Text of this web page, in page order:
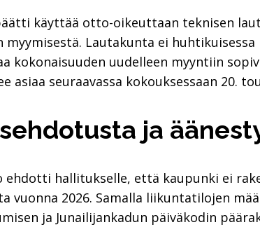
käyttää otto-oikeuttaan teknisen
myymisestä. Lautakunta ei
kokonaisuuden uudelleen myyntiin
asiaa seuraavassa kokouksessaan 20.
ja
ehdotti hallitukselle, että kaupunki ei
vuonna 2026. Samalla liikuntatilojen
ja Junailijankadun päiväkodin